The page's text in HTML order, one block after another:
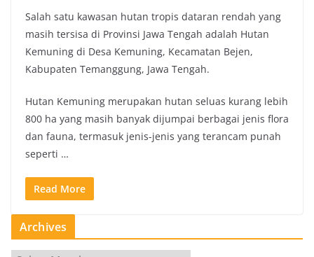
Salah satu kawasan hutan tropis dataran rendah yang
masih tersisa di Provinsi Jawa Tengah adalah Hutan
Kemuning di Desa Kemuning, Kecamatan Bejen,
Kabupaten Temanggung, Jawa Tengah.
Hutan Kemuning merupakan hutan seluas kurang lebih
800 ha yang masih banyak dijumpai berbagai jenis flora
dan fauna, termasuk jenis-jenis yang terancam punah
seperti …
Read More
Archives